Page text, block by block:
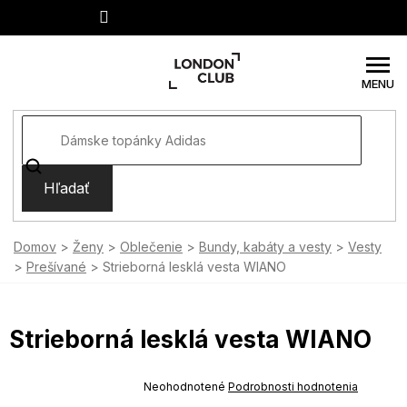
Hľadať
Domov Ženy Oblečenie Bundy, kabáty a vesty
Vesty
Prešívané
Strieborná lesklá vesta WIANO
Strieborná lesklá vesta WIANO
Priemerné
Neohodnotené Podrobnosti hodnotenia